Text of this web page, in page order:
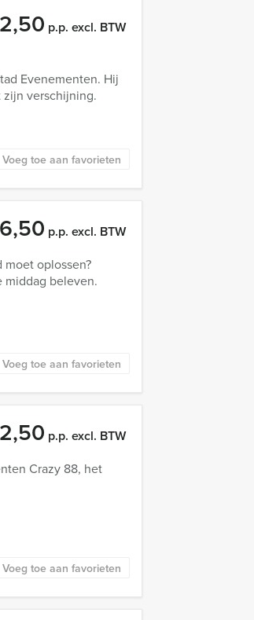
p.p. excl. BTW
Evenementen. Hij
verschijning.
Voeg toe aan favorieten
p.p. excl. BTW
oplossen?
middag beleven.
Voeg toe aan favorieten
p.p. excl. BTW
Crazy 88, het
Voeg toe aan favorieten